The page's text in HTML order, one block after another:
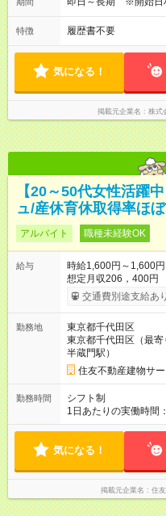
特徴 履歴書不要
気になる！
掲載元企業名 株式
【20～50代女性活躍
ュ/産休育休取得率ほ
アルバイト 職種未経験OK
給与
時給1,600円～1,600円
想定月収206，400円 （月129
用期間あり 試用期間
と同じです。
交通費別途支給あり
勤務地
東京都千代田区
東京都千代田区（最寄
半蔵門駅）
住友不動産建物サ
勤務時間
シフト制
1日あたりの実働時間
13：00 (2)8：00～17：
記載の時間帯はあく
×週4～5日
気になる！
掲載元企業名 住